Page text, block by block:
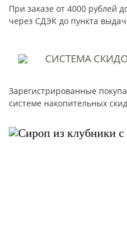
При заказе от 4000 рублей
через СДЭК до пункта
СИСТЕМА
Зарегистрированные
системе накопительных